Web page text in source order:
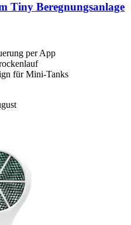
Tiny Beregnungsanlage
per App
für Mini-Tanks